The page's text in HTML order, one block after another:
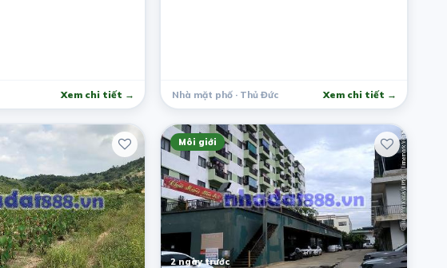
Xem chi tiết → Nhà mặt phố · Thủ Đức Xem chi tiết →
Môi giới
2 ngày trước